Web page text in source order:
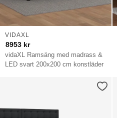
vidaXL Ramsäng med madrass &
LED svart 200x200 cm konstläder
VIDAXL
8953 kr